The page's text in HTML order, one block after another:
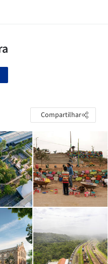
Compartilhar